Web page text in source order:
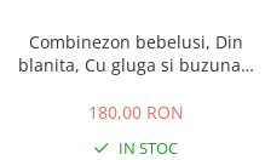
Combinezon bebelusi, Din
blanita, Cu gluga si buzunar,
180,00 RON
IN STOC